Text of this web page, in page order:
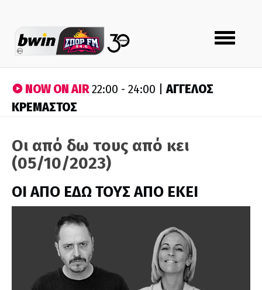
Toggle
navigation
NOW ON AIR22:00 - 24:00 |ΑΓΓΕΛΟΣ
ΚΡΕΜΑΣΤΟΣ
Οι από δω τους από κει
(05/10/2023)
ΟΙ ΑΠΟ ΕΔΩ ΤΟΥΣ ΑΠΟ ΕΚΕΙ